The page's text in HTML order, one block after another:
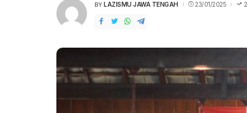
POSTED
BY LAZISMU JAWA TENGAH 23/01/2025